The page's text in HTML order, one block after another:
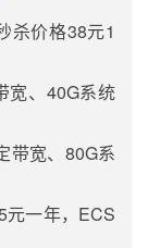
杀价格38元1
宽、40G系统
带宽、80G系
元一年，ECS